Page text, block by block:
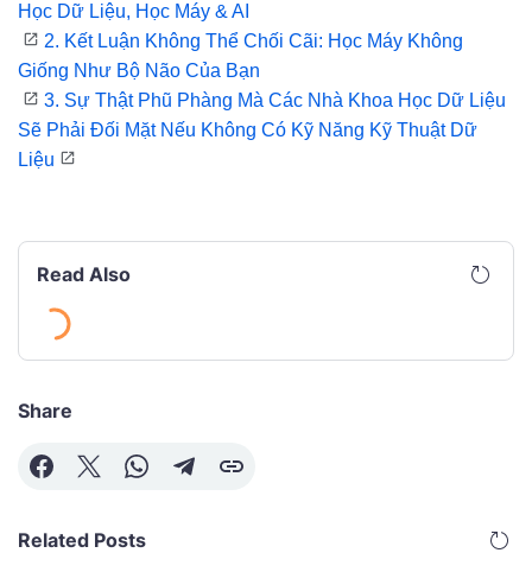
Học Dữ Liệu, Học Máy & AI
2. Kết Luận Không Thể Chối Cãi: Học Máy Không
Giống Như Bộ Não Của Bạn
3. Sự Thật Phũ Phàng Mà Các Nhà Khoa Học Dữ Liệu
Sẽ Phải Đối Mặt Nếu Không Có Kỹ Năng Kỹ Thuật Dữ
Liệu
Read Also
Share
Related Posts